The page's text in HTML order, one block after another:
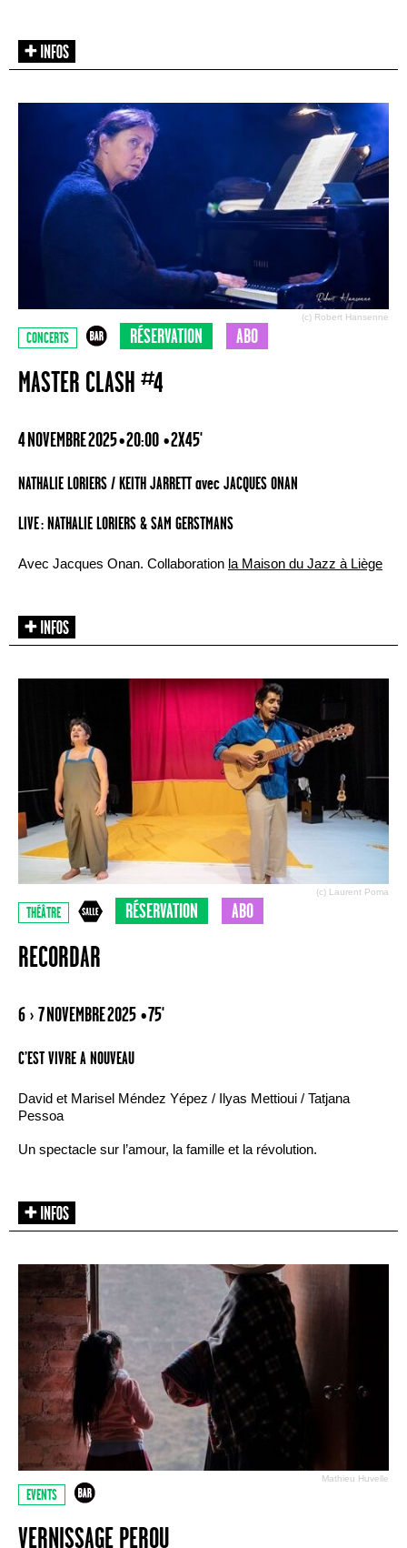
(c) Robert Hansenne
CONCERTS RÉSERVATION ABO
MASTER CLASH #4
4 NOVEMBRE 2025 • 20:00 • 2X45'
NATHALIE LORIERS / KEITH JARRETT avec JACQUES ONAN
LIVE : NATHALIE LORIERS & SAM GERSTMANS
Avec Jacques Onan. Collaboration la Maison du Jazz à Liège
(c) Laurent Poma
THÉÂTRE RÉSERVATION ABO
RECORDAR
6 › 7 NOVEMBRE 2025 • 75'
C’EST VIVRE A NOUVEAU
David et Marisel Méndez Yépez / Ilyas Mettioui / Tatjana
Pessoa
Un spectacle sur l’amour, la famille et la révolution.
Mathieu Huvelle
EVENTS
VERNISSAGE PEROU